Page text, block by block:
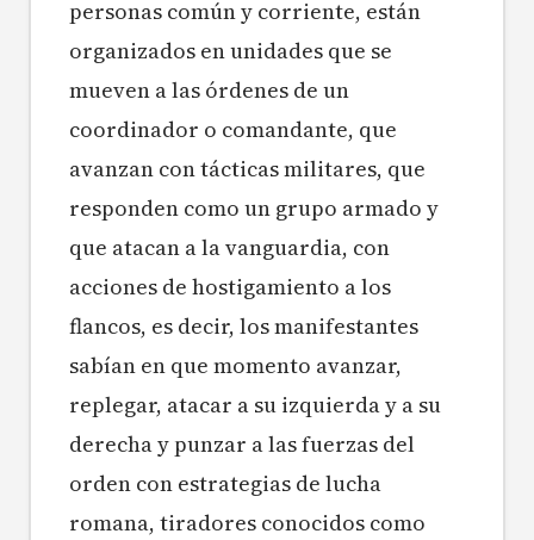
personas común y corriente, están
organizados en unidades que se
mueven a las órdenes de un
coordinador o comandante, que
avanzan con tácticas militares, que
responden como un grupo armado y
que atacan a la vanguardia, con
acciones de hostigamiento a los
flancos, es decir, los manifestantes
sabían en que momento avanzar,
replegar, atacar a su izquierda y a su
derecha y punzar a las fuerzas del
orden con estrategias de lucha
romana, tiradores conocidos como